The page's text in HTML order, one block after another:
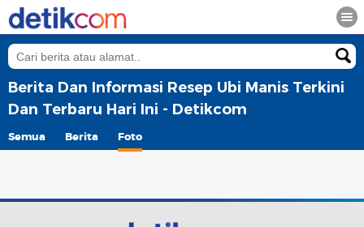
Berita Dan Informasi Resep Ubi Manis Terkini
Dan Terbaru Hari Ini - Detikcom
Semua Berita Foto